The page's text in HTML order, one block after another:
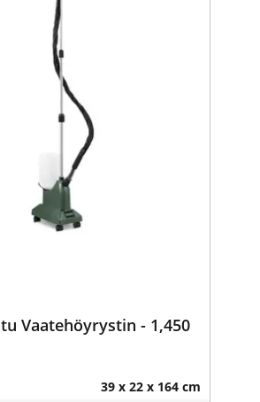
Vaatehöyrystin - 1,450
39 x 22 x 164 cm